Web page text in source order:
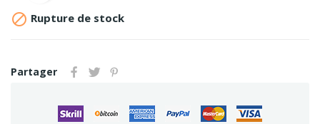
 Rupture de stock
Partager